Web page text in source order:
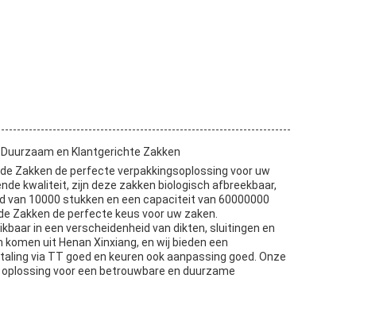
en Klantgerichte Zakken
Zakken de perfecte verpakkingsoplossing voor uw
kwaliteit, zijn deze zakken biologisch afbreekbaar,
10000 stukken en een capaciteit van 60000000
Zakken de perfecte keus voor uw zaken.
in een verscheidenheid van dikten, sluitingen en
uit Henan Xinxiang, en wij bieden een
via TT goed en keuren ook aanpassing goed. Onze
voor een betrouwbare en duurzame